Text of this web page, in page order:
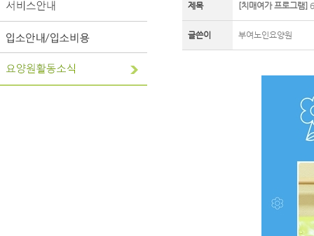
제목 [치매여가 프로그램]
글쓴이 부여노인요양원